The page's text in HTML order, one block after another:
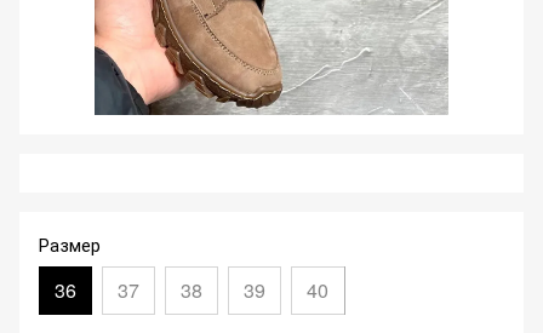
Размер
36 37 38 39 40